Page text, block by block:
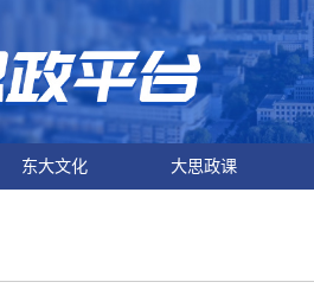
东大文化 大思政课